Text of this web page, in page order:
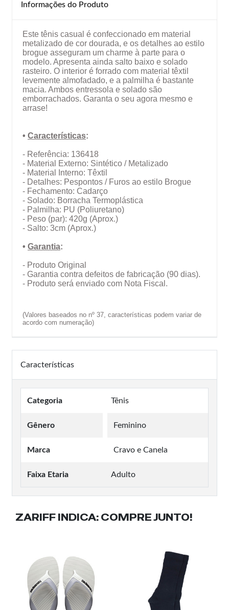
Informações do Produto
Este tênis casual é confeccionado em material
metalizado de cor dourada, e os detalhes ao estilo
brogue asseguram um charme à parte para o
modelo. Apresenta ainda salto baixo e solado
rasteiro. O interior é forrado com material têxtil
levemente almofadado, e a palmilha é bastante
macia. Ambos entressola e solado são
emborrachados. Garanta o seu agora mesmo e
arrase!
• Características:
- Referência: 136418
- Material Externo: Sintético / Metalizado
- Material Interno: Têxtil
- Detalhes: Pespontos / Furos ao estilo Brogue
- Fechamento: Cadarço
- Solado: Borracha Termoplástica
- Palmilha: PU (Poliuretano)
- Peso (par): 420g (Aprox.)
- Salto: 3cm (Aprox.)
• Garantia:
- Produto Original
- Garantia contra defeitos de fabricação (90 dias).
- Produto será enviado com Nota Fiscal.
(Valores baseados no nº 37, características podem variar de
acordo com numeração)
Características
Categoria Tênis
Gênero Feminino
Marca Cravo e Canela
Faixa Etaria Adulto
ZARIFF INDICA: COMPRE JUNTO!